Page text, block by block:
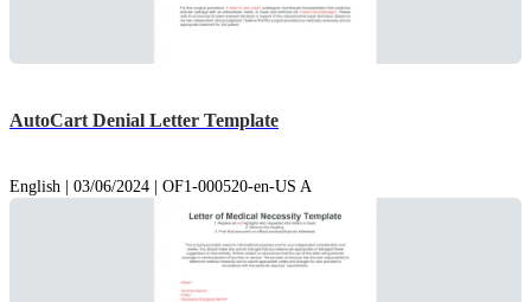
AutoCart Denial Letter Template
English | 03/06/2024 | OF1-000520-en-US A